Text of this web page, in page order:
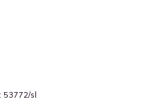
53772/sl